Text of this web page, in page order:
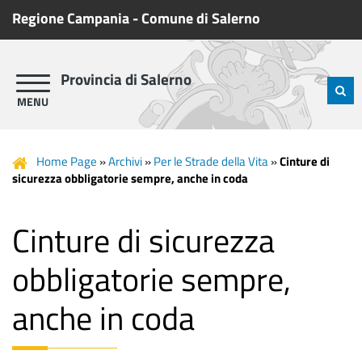
Regione Campania-Comune di Salerno
Provincia di Salerno
Home Page »Archivi»Per le Strade della Vita»Cinture di
sicurezza obbligatorie sempre, anche in coda
Cinture di sicurezza
obbligatorie sempre,
anche in coda